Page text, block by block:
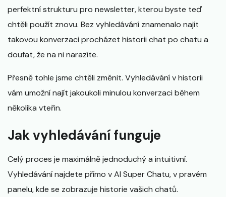
perfektní strukturu pro newsletter, kterou byste teď
chtěli použít znovu. Bez vyhledávání znamenalo najít
takovou konverzaci procházet historii chat po chatu a
doufat, že na ni narazíte.
Přesně tohle jsme chtěli změnit. Vyhledávání v historii
vám umožní najít jakoukoli minulou konverzaci během
několika vteřin.
Jak vyhledávání funguje
Celý proces je maximálně jednoduchý a intuitivní.
Vyhledávání najdete přímo v AI Super Chatu, v pravém
panelu, kde se zobrazuje historie vašich chatů.